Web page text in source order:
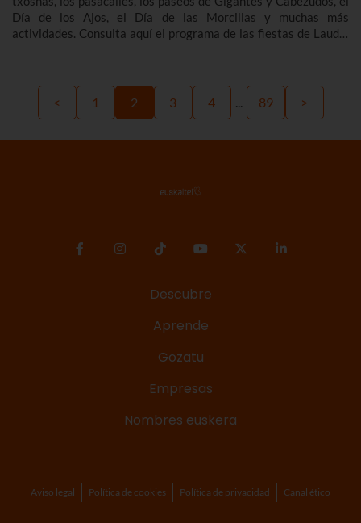
Día de los Ajos, el Día de las Morcillas y muchas más
actividades. Consulta aquí el programa de las fiestas de Laudio
< 1 2 3 4 ... 89 >
Descubre
Aprende
Gozatu
Empresas
Nombres euskera
Aviso legal Política de cookies Política de privacidad Canal ético